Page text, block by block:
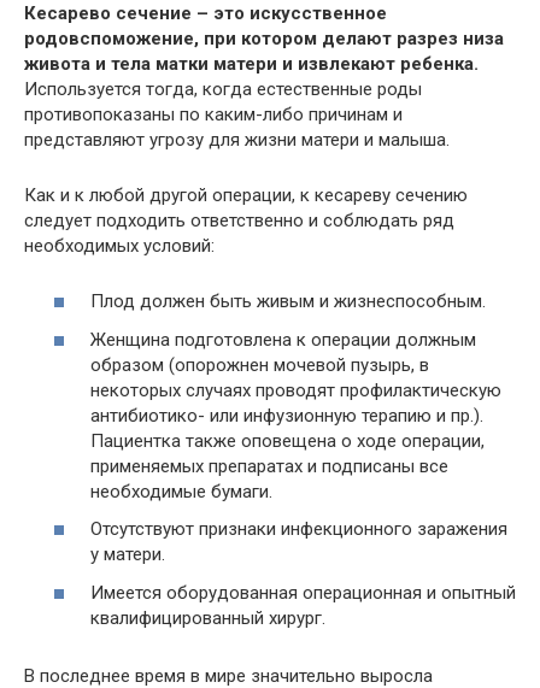
Кесарево сечение – это искусственное
родовспоможение, при котором делают разрез низа
живота и тела матки матери и извлекают ребенка.
Используется тогда, когда естественные роды
противопоказаны по каким-либо причинам и
представляют угрозу для жизни матери и малыша.
Как и к любой другой операции, к кесареву сечению
следует подходить ответственно и соблюдать ряд
необходимых условий:
Плод должен быть живым и жизнеспособным.
Женщина подготовлена к операции должным
образом (опорожнен мочевой пузырь, в
некоторых случаях проводят профилактическую
антибиотико- или инфузионную терапию и пр.).
Пациентка также оповещена о ходе операции,
применяемых препаратах и подписаны все
необходимые бумаги.
Отсутствуют признаки инфекционного заражения
у матери.
Имеется оборудованная операционная и опытный
квалифицированный хирург.
В последнее время в мире значительно выросла